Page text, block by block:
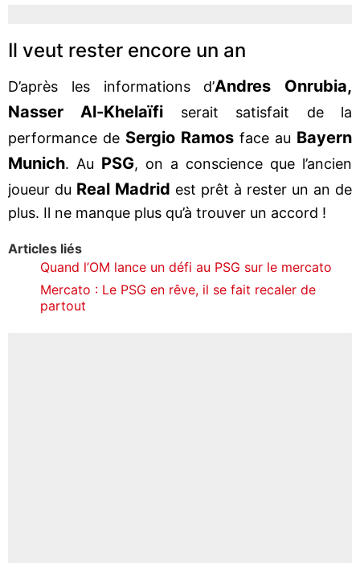
Il veut rester encore un an
D’après les informations d’Andres Onrubia,
Nasser Al-Khelaïfi serait satisfait de la
performance de Sergio Ramos face au Bayern
Munich. Au PSG, on a conscience que l’ancien
joueur du Real Madrid est prêt à rester un an de
plus. Il ne manque plus qu’à trouver un accord !
Articles liés
Quand l’OM lance un défi au PSG sur le mercato
Mercato : Le PSG en rêve, il se fait recaler de
partout